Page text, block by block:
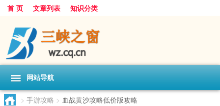
首 页 文章列表 知识分类
网站导航
> 手游攻略 > 血战黄沙攻略低价版攻略